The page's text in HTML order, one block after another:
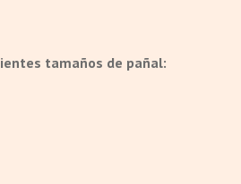
tamaños de pañal: